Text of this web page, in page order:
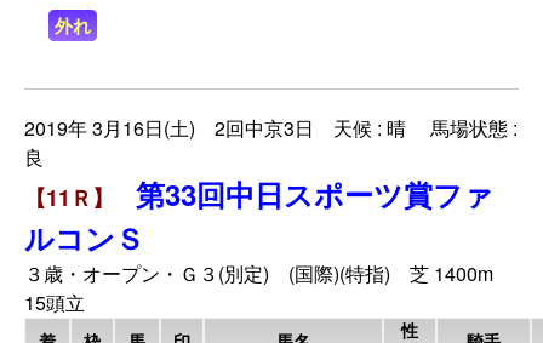
外れ
2019年 3月16日(土) 2回中京3日 天候 : 晴 馬場状態 :
良
【11Ｒ】 第33回中日スポーツ賞ファ
ルコンＳ
３歳・オープン・Ｇ３(別定) (国際)(特指) 芝 1400m
15頭立
性